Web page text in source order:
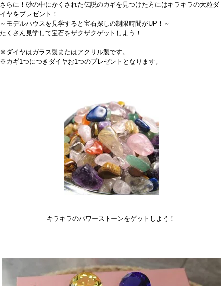
さらに！砂の中にかくされた伝説のカギを見つけた方にはキラキラの大粒ダ
イヤをプレゼント！
～モデルハウスを見学すると宝石探しの制限時間がUP！～
たくさん見学して宝石をザクザクゲットしよう！
※ダイヤはガラス製またはアクリル製です。
※カギ1つにつきダイヤお1つのプレゼントとなります。
キラキラのパワーストーンをゲットしよう！